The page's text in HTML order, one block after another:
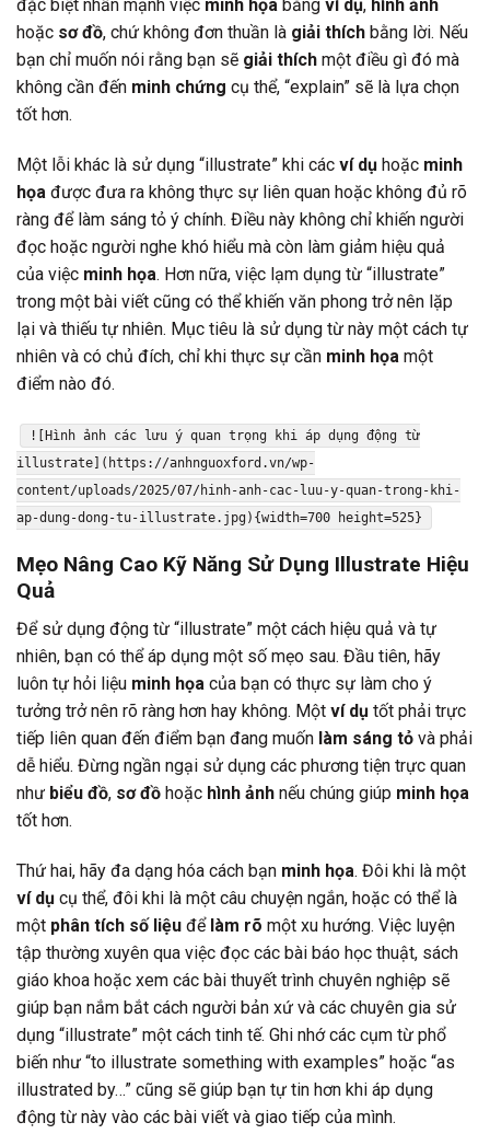
đặc biệt nhấn mạnh việc minh họa bằng ví dụ, hình ảnh
hoặc sơ đồ, chứ không đơn thuần là giải thích bằng lời. Nếu
bạn chỉ muốn nói rằng bạn sẽ giải thích một điều gì đó mà
không cần đến minh chứng cụ thể, “explain” sẽ là lựa chọn
tốt hơn.
Một lỗi khác là sử dụng “illustrate” khi các ví dụ hoặc minh
họa được đưa ra không thực sự liên quan hoặc không đủ rõ
ràng để làm sáng tỏ ý chính. Điều này không chỉ khiến người
đọc hoặc người nghe khó hiểu mà còn làm giảm hiệu quả
của việc minh họa. Hơn nữa, việc lạm dụng từ “illustrate”
trong một bài viết cũng có thể khiến văn phong trở nên lặp
lại và thiếu tự nhiên. Mục tiêu là sử dụng từ này một cách tự
nhiên và có chủ đích, chỉ khi thực sự cần minh họa một
điểm nào đó.
![Hình ảnh các lưu ý quan trọng khi áp dụng động từ
illustrate](https://anhnguoxford.vn/wp-
content/uploads/2025/07/hinh-anh-cac-luu-y-quan-trong-khi-
ap-dung-dong-tu-illustrate.jpg){width=700 height=525}
Mẹo Nâng Cao Kỹ Năng Sử Dụng Illustrate Hiệu
Quả
Để sử dụng động từ “illustrate” một cách hiệu quả và tự
nhiên, bạn có thể áp dụng một số mẹo sau. Đầu tiên, hãy
luôn tự hỏi liệu minh họa của bạn có thực sự làm cho ý
tưởng trở nên rõ ràng hơn hay không. Một ví dụ tốt phải trực
tiếp liên quan đến điểm bạn đang muốn làm sáng tỏ và phải
dễ hiểu. Đừng ngần ngại sử dụng các phương tiện trực quan
như biểu đồ, sơ đồ hoặc hình ảnh nếu chúng giúp minh họa
tốt hơn.
Thứ hai, hãy đa dạng hóa cách bạn minh họa. Đôi khi là một
ví dụ cụ thể, đôi khi là một câu chuyện ngắn, hoặc có thể là
một phân tích số liệu để làm rõ một xu hướng. Việc luyện
tập thường xuyên qua việc đọc các bài báo học thuật, sách
giáo khoa hoặc xem các bài thuyết trình chuyên nghiệp sẽ
giúp bạn nắm bắt cách người bản xứ và các chuyên gia sử
dụng “illustrate” một cách tinh tế. Ghi nhớ các cụm từ phổ
biến như “to illustrate something with examples” hoặc “as
illustrated by…” cũng sẽ giúp bạn tự tin hơn khi áp dụng
động từ này vào các bài viết và giao tiếp của mình.